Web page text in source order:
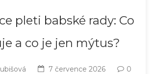
pleti babské rady: Co
a co je jen mýtus?
7 července 2026 0